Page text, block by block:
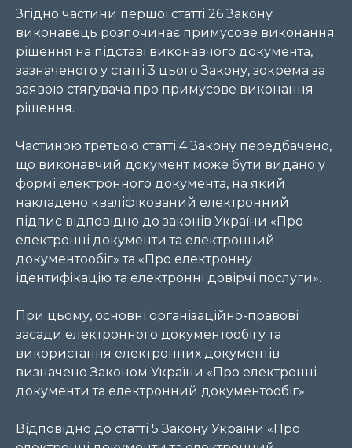
Згідно частини першої статті 26 Закону
виконавець розпочинає примусове виконання
рішення на підставі виконавчого документа,
зазначеного у статті 3 цього Закону, зокрема за
заявою стягувача про примусове виконання
рішення.
Частиною третьою статті 4 Закону передбачено,
що виконавчий документ може бути видано у
формі електронного документа, на який
накладено кваліфікований електронний
підпис відповідно до законів України «Про
електронні документи та електронний
документообіг» та «Про електронну
ідентифікацію та електронні довірчі послуги».
При цьому, основні організаційно-правові
засади електронного документообігу та
використання електронних документів
визначено Законом України «Про електронні
документи та електронний документообіг».
Відповідно до статті 5 Закону України «Про